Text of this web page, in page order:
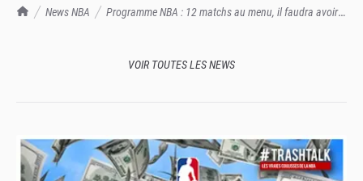
TrashTalk Actu NBA
News NBA
Programme NBA : 12 matchs au menu, il faudra avoir
VOIR TOUTES LES NEWS